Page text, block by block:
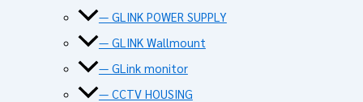
— GLINK POWER SUPPLY
— GLINK Wallmount
— GLink monitor
— CCTV HOUSING